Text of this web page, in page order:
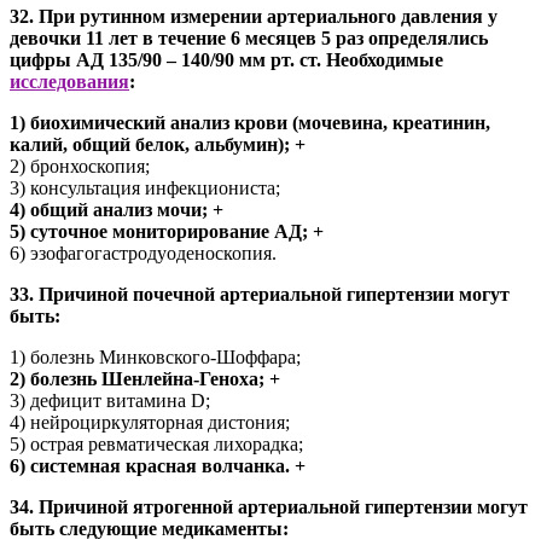
32. При рутинном измерении артериального давления у
девочки 11 лет в течение 6 месяцев 5 раз определялись
цифры АД 135/90 – 140/90 мм рт. ст. Необходимые
исследования:
1) биохимический анализ крови (мочевина, креатинин,
калий, общий белок, альбумин); +
2) бронхоскопия;
3) консультация инфекциониста;
4) общий анализ мочи; +
5) суточное мониторирование АД; +
6) эзофагогастродуоденоскопия.
33. Причиной почечной артериальной гипертензии могут
быть:
1) болезнь Минковского-Шоффара;
2) болезнь Шенлейна-Геноха; +
3) дефицит витамина D;
4) нейроциркуляторная дистония;
5) острая ревматическая лихорадка;
6) системная красная волчанка. +
34. Причиной ятрогенной артериальной гипертензии могут
быть следующие медикаменты: